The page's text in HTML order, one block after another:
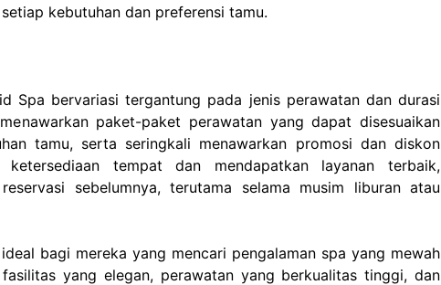
kebutuhan dan preferensi tamu.
Spa bervariasi tergantung pada jenis perawatan dan durasi
paket-paket perawatan yang dapat disesuaikan
tamu, serta seringkali menawarkan promosi dan diskon
tempat dan mendapatkan layanan terbaik,
sebelumnya, terutama selama musim liburan atau
bagi mereka yang mencari pengalaman spa yang mewah
yang elegan, perawatan yang berkualitas tinggi, dan